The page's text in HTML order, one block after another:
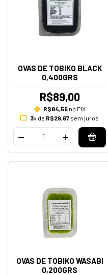
OVAS DE TOBIKO BLACK
0,400GRS
R$89,00
R$84,55no PIX
3x de R$29,67 sem juros
OVAS DE TOBIKO WASABI
0,200GRS